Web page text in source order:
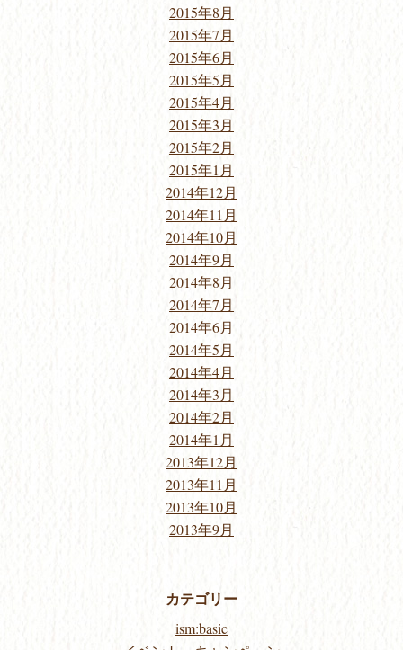
2015年8月
2015年7月
2015年6月
2015年5月
2015年4月
2015年3月
2015年2月
2015年1月
2014年12月
2014年11月
2014年10月
2014年9月
2014年8月
2014年7月
2014年6月
2014年5月
2014年4月
2014年3月
2014年2月
2014年1月
2013年12月
2013年11月
2013年10月
2013年9月
カテゴリー
ism:basic